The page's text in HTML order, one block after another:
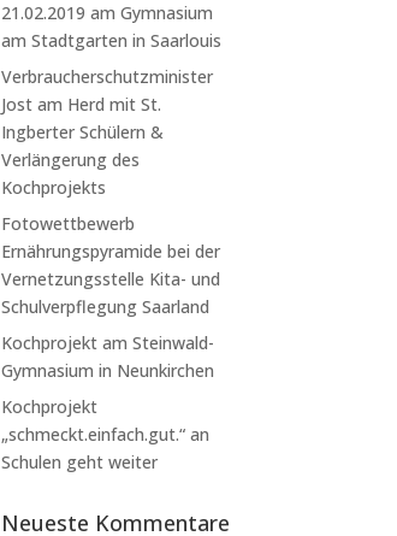
21.02.2019 am Gymnasium
am Stadtgarten in Saarlouis
Verbraucherschutzminister
Jost am Herd mit St.
Ingberter Schülern &
Verlängerung des
Kochprojekts
Fotowettbewerb
Ernährungspyramide bei der
Vernetzungsstelle Kita- und
Schulverpflegung Saarland
Kochprojekt am Steinwald-
Gymnasium in Neunkirchen
Kochprojekt
„schmeckt.einfach.gut.“ an
Schulen geht weiter
Neueste Kommentare